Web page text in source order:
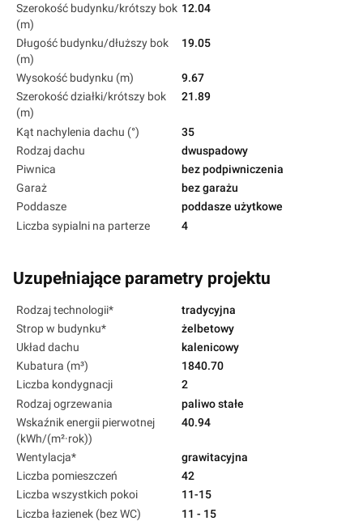
Szerokość budynku/krótszy bok
(m)
12.04
Długość budynku/dłuższy bok
(m)
19.05
Wysokość budynku (m)
9.67
Szerokość działki/krótszy bok
(m)
21.89
Kąt nachylenia dachu (°)
35
Rodzaj dachu
dwuspadowy
Piwnica
bez podpiwniczenia
Garaż
bez garażu
Poddasze
poddasze użytkowe
Liczba sypialni na parterze
4
Uzupełniające parametry projektu
Rodzaj technologii*
tradycyjna
Strop w budynku*
żelbetowy
Układ dachu
kalenicowy
Kubatura (m³)
1840.70
Liczba kondygnacji
2
Rodzaj ogrzewania
paliwo stałe
Wskaźnik energii pierwotnej
(kWh/(m²·rok))
40.94
Wentylacja*
grawitacyjna
Liczba pomieszczeń
42
Liczba wszystkich pokoi
11-15
Liczba łazienek (bez WC)
11 - 15